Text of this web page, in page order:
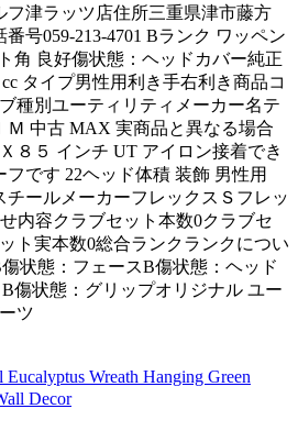
フ津ラッツ店住所三重県津市藤方
番号059-213-4701 Bランク ワッペン
角 良好傷状態：ヘッドカバー純正
タイプ男性用利き手右利き商品コ
種別ユーティリティメーカー名テ
Ｍ 中古 MAX 実商品と異なる場合
８５ インチ UT アイロン接着でき
です 22ヘッド体積 装飾 男性用
チールメーカーフレックスＳフレッ
内容クラブセット本数0クラブセ
ト実本数0総合ランクランクについ
状態：フェースB傷状態：ヘッド
傷状態：グリップオリジナル ユー
ツ
Wreath Hanging Green
Decor